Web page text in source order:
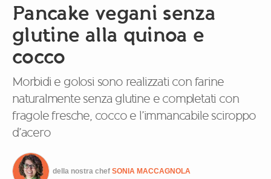
Pancake vegani senza
glutine alla quinoa e
cocco
Morbidi e golosi sono realizzati con farine
naturalmente senza glutine e completati con
fragole fresche, cocco e l’immancabile sciroppo
d’acero
della nostra chef SONIA MACCAGNOLA